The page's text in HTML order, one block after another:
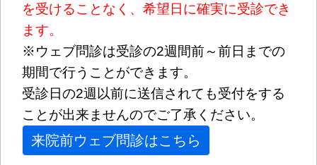
を受けることなく、希望日に確実に受診でき
ます。
※ウェブ問診は受診の2週間前～前日までの
期間で行うことができます。
受診日の2週以前に送信されても受付をする
ことが出来ませんのでご了承ください。
来院前ウェブ問診はこちら